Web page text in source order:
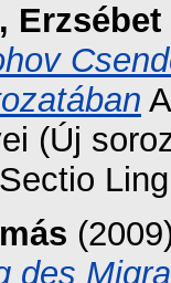
Erzsébet
(Új
des